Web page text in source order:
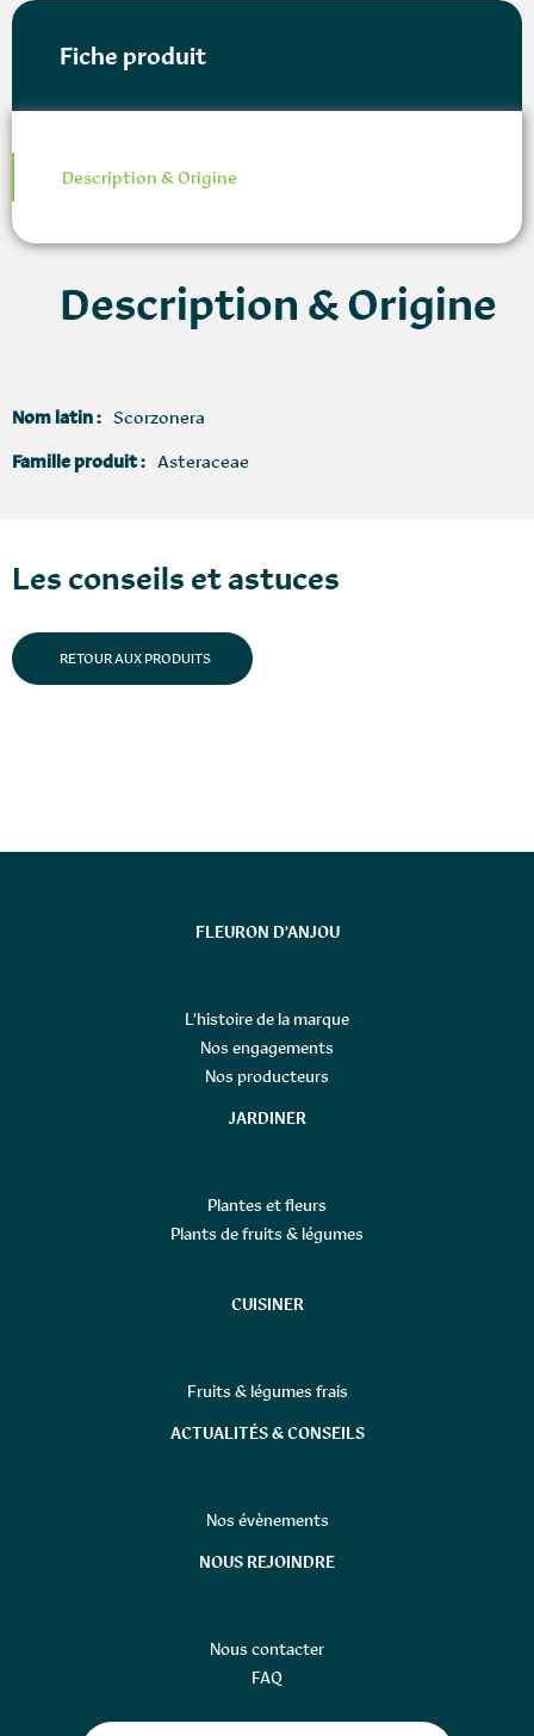
Fiche produit
Description & Origine
Description & Origine
Nom latin : Scorzonera
Famille produit : Asteraceae
Les conseils et astuces
RETOUR AUX PRODUITS
FLEURON D’ANJOU
L’histoire de la marque
Nos engagements
Nos producteurs
JARDINER
Plantes et fleurs
Plants de fruits & légumes
CUISINER
Fruits & légumes frais
ACTUALITÉS & CONSEILS
Nos évènements
NOUS REJOINDRE
Nous contacter
FAQ